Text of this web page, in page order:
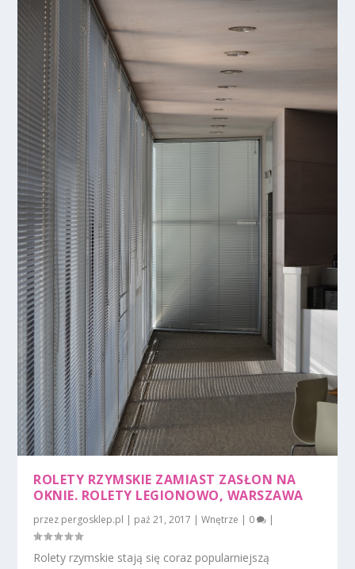
ROLETY RZYMSKIE ZAMIAST ZASŁON NA
OKNIE. ROLETY LEGIONOWO, WARSZAWA
przez pergosklep.pl | paź 21, 2017 |Wnętrze | 0 |
Rolety rzymskie stają się coraz popularniejszą